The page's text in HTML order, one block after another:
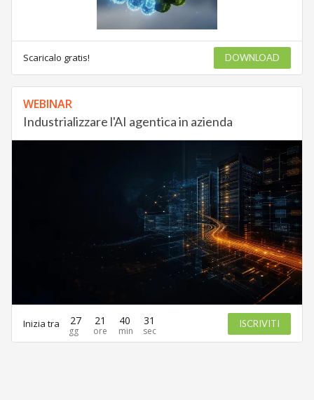
Scaricalo gratis! DOWNLOAD
WEBINAR
Industrializzare l'AI agentica in azienda
Inizia tra 27 21 40 31 ISCRIVITI